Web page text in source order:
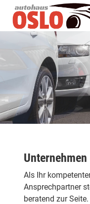
Unternehmen
Als Ihr
Ansprechpartner
beratend zur